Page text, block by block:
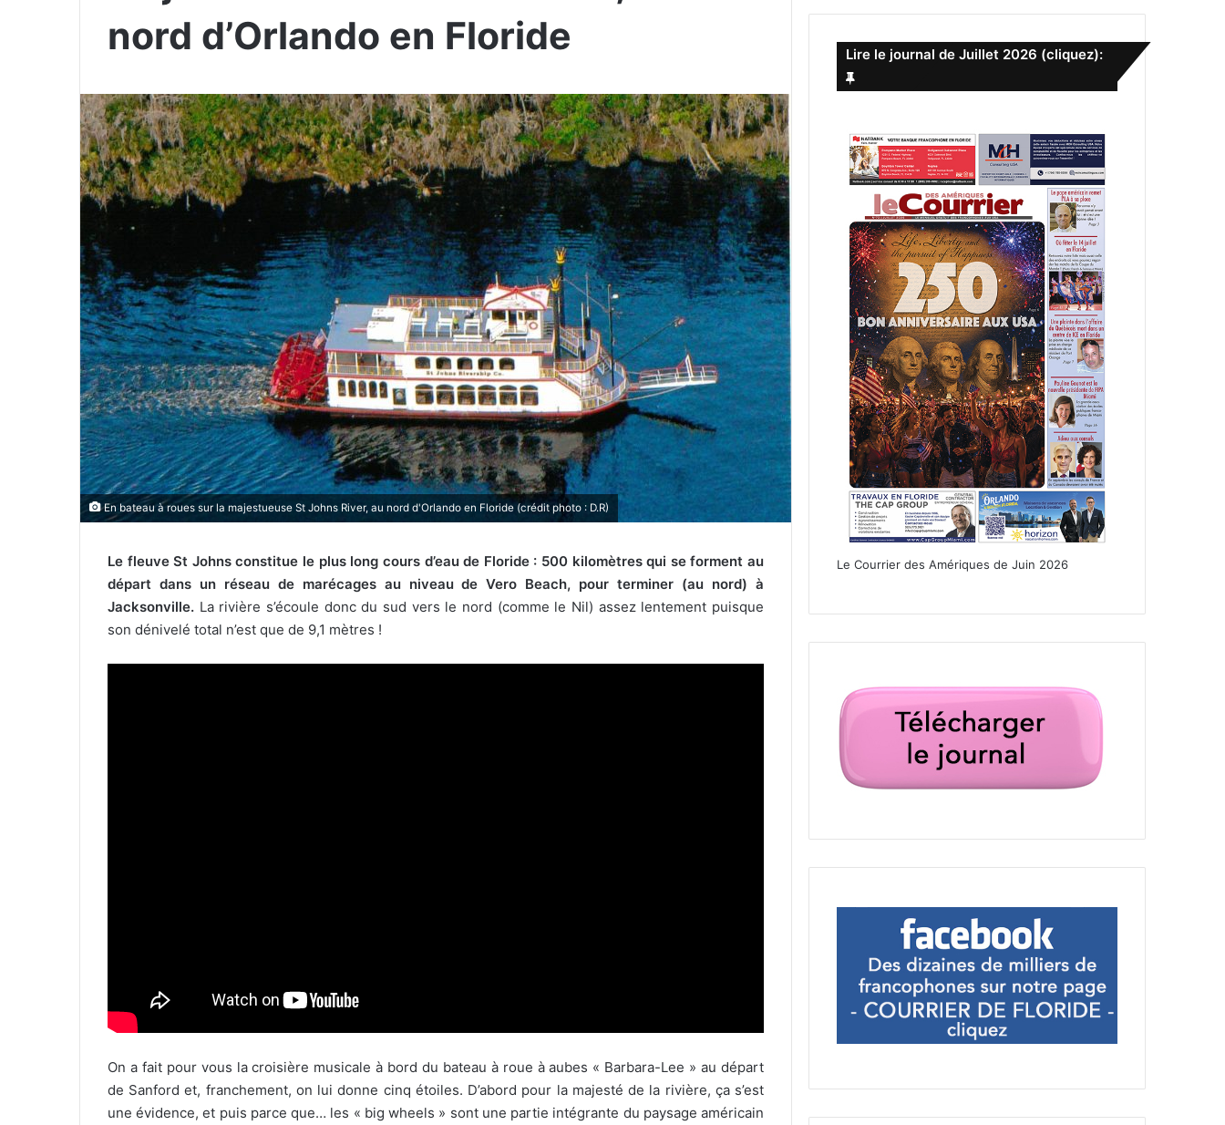
nord d’Orlando en Floride
En bateau à roues sur la majestueuse St Johns River, au nord d'Orlando en Floride (crédit photo : D.R)
Le fleuve St Johns constitue le plus long cours d’eau de Floride : 500 kilomètres qui se forment au
départ dans un réseau de marécages au niveau de Vero Beach, pour terminer (au nord) à
Jacksonville. La rivière s’écoule donc du sud vers le nord (comme le Nil) assez lentement puisque
son dénivelé total n’est que de 9,1 mètres !
On a fait pour vous la croisière musicale à bord du bateau à roue à aubes « Barbara-Lee » au départ
de Sanford et, franchement, on lui donne cinq étoiles. D’abord pour la majesté de la rivière, ça s’est
une évidence, et puis parce que… les « big wheels » sont une partie intégrante du paysage américain
c
h
:
Lire le journal de Juillet 2026 (cliquez):
Le Courrier des Amériques de Juin 2026